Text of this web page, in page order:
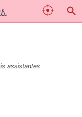
assistantes